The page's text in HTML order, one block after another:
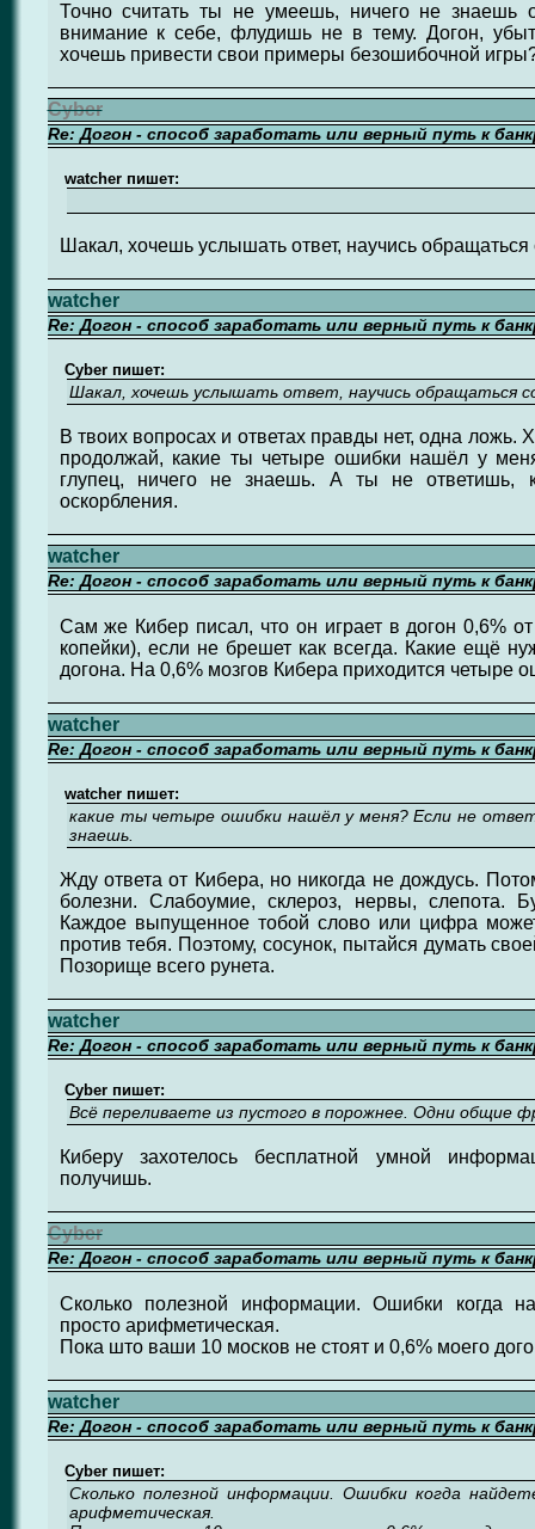
Точно считать ты не умеешь, ничего не знаешь
внимание к себе, флудишь не в тему. Догон,
хочешь привести свои примеры безошибочной
Cyber
Re: Догон - способ заработать или верный путь к
watcher пишет:
Шакал, хочешь услышать ответ, научись обращаться
watcher
Re: Догон - способ заработать или верный путь к
Cyber пишет:
Шакал, хочешь услышать ответ, научись обращаться
В твоих вопросах и ответах правды нет, одна ложь.
продолжай, какие ты четыре ошибки нашёл у
глупец, ничего не знаешь. А ты не ответишь,
оскорбления.
watcher
Re: Догон - способ заработать или верный путь к
Сам же Кибер писал, что он играет в догон 0,6%
копейки), если не брешет как всегда. Какие ещё
догона. На 0,6% мозгов Кибера приходится четыре
watcher
Re: Догон - способ заработать или верный путь к
watcher пишет:
какие ты четыре ошибки нашёл у меня? Если не
знаешь.
Жду ответа от Кибера, но никогда не дождусь.
болезни. Слабоумие, склероз, нервы, слепота.
Каждое выпущенное тобой слово или цифра
против тебя. Поэтому, сосунок, пытайся думать
Позорище всего рунета.
watcher
Re: Догон - способ заработать или верный путь к
Cyber пишет:
Всё переливаете из пустого в порожнее. Одни общие
Киберу захотелось бесплатной умной
получишь.
Cyber
Re: Догон - способ заработать или верный путь к
Сколько полезной информации. Ошибки когда
просто арифметическая.
Пока што ваши 10 москов не стоят и 0,6% моего
watcher
Re: Догон - способ заработать или верный путь к
Cyber пишет:
Сколько полезной информации. Ошибки когда
арифметическая.